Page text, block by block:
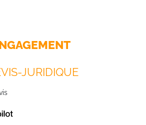
JURIDIQUE